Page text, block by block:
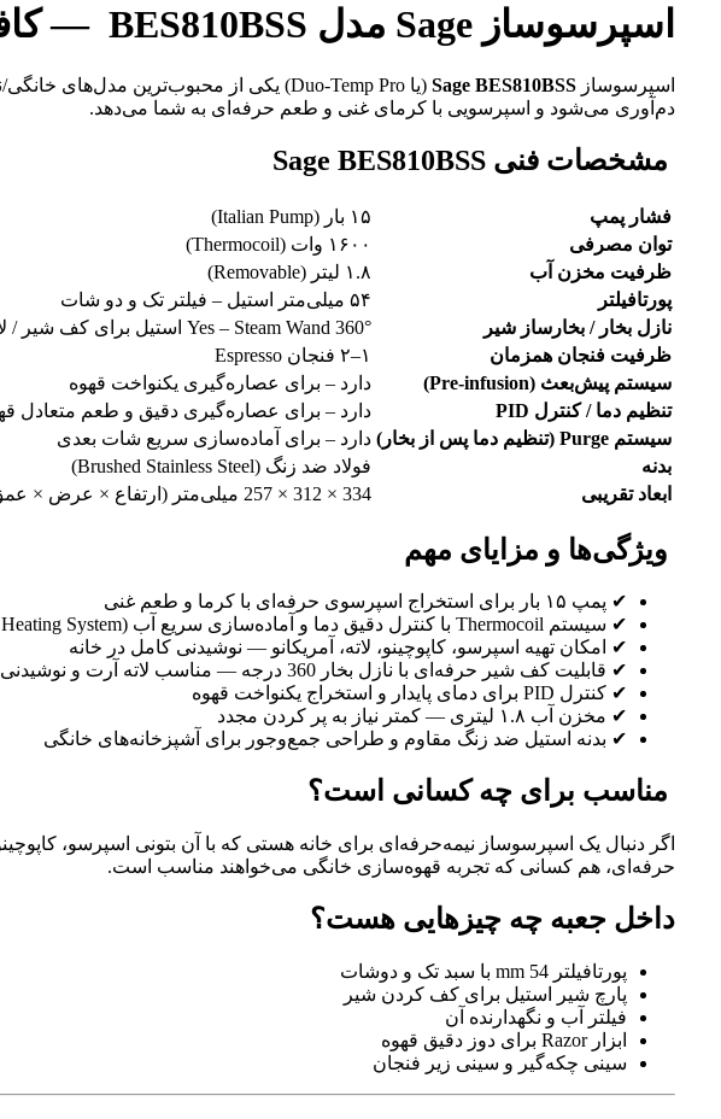
اسپرسوساز Sage مدل BES810BSS — کافی‌شاپ خانگی شما
اسپرسوساز Sage BES810BSS (یا Duo-Temp Pro) یکی از محبوب‌ترین مدل‌های خانگی/نیمه‌حرفه‌ای است. این دستگاه با پمپ ۱۵ بار، سیستم گرمایشی
دم‌آوری می‌شود و اسپرسویی با کرمای غنی و طعم حرفه‌ای به شما می‌دهد.
مشخصات فنی Sage BES810BSS
فشار پمپ
۱۵ بار (Italian Pump)
توان مصرفی
۱۶۰۰ وات (Thermocoil)
ظرفیت مخزن آب
۱.۸ لیتر (Removable)
پورتافیلتر
۵۴ میلی‌متر استیل – فیلتر تک و دو شات
نازل بخار / بخارساز شیر
Yes – Steam Wand 360° استیل برای کف شیر / لاته / کاپوچینو
ظرفیت فنجان همزمان
۱–۲ فنجان Espresso
سیستم پیش‌بعث (Pre-infusion)
دارد – برای عصاره‌گیری یکنواخت قهوه
تنظیم دما / کنترل PID
دارد – برای عصاره‌گیری دقیق و طعم متعادل
سیستم Purge (تنظیم دما پس از بخار)
دارد – برای آماده‌سازی سریع شات بعدی
بدنه
فولاد ضد زنگ (Brushed Stainless Steel)
ابعاد تقریبی
334 × 312 × 257 میلی‌متر (ارتفاع × عرض × عمق)
ویژگی‌ها و مزایای مهم
✔ پمپ ۱۵ بار برای استخراج اسپرسوی حرفه‌ای با کرما و طعم غنی
✔ سیستم Thermocoil با کنترل دقیق دما و آماده‌سازی سریع آب (Thermocoil Heating System)
✔ امکان تهیه اسپرسو، کاپوچینو، لاته، آمریکانو — نوشیدنی کامل در خانه
✔ قابلیت کف شیر حرفه‌ای با نازل بخار 360 درجه — مناسب لاته آرت و نوشیدنی‌های کرمی
✔ کنترل PID برای دمای پایدار و استخراج یکنواخت قهوه
✔ مخزن آب ۱.۸ لیتری — کمتر نیاز به پر کردن مجدد
✔ بدنه استیل ضد زنگ مقاوم و طراحی جمع‌وجور برای آشپزخانه‌های خانگی
مناسب برای چه کسانی است؟
اگر دنبال یک اسپرسوساز نیمه‌حرفه‌ای برای خانه هستی که با آن بتونی اسپرسو،
حرفه‌ای، هم کسانی که تجربه قهوه‌سازی خانگی می‌خواهند مناسب است.
داخل جعبه چه چیزهایی هست؟
پورتافیلتر 54 mm با سبد تک و دوشات
پارچ شیر استیل برای کف کردن شیر
فیلتر آب و نگهدارنده آن
ابزار Razor برای دوز دقیق قهوه
سینی چکه‌گیر و سینی زیر فنجان